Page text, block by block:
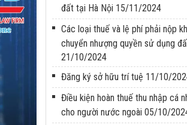
đất tại Hà Nội 15/11/2024
Các loại thuế và lệ phí phải nộp
chuyển nhượng quyền sử dụng
21/10/2024
Đăng ký sở hữu trí tuệ 11/10/
Điều kiện hoàn thuế thu nhập cá
cho người nước ngoài 05/10/